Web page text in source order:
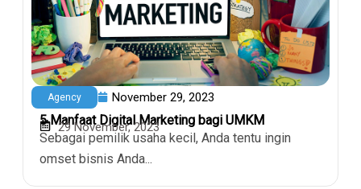
Agency November 29, 2023
5 Manfaat Digital Marketing bagi UMKM
29 November, 2023
Sebagai pemilik usaha kecil, Anda tentu ingin
omset bisnis Anda...